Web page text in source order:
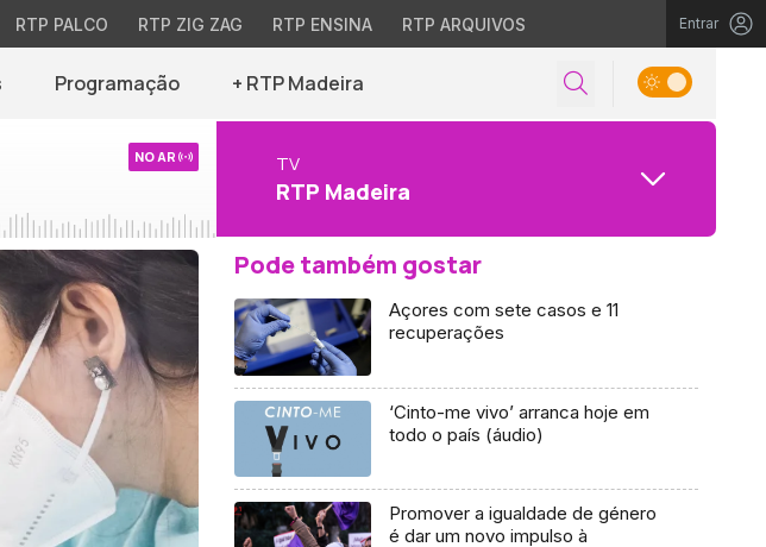
RTP PALCO RTP ZIG ZAG RTP ENSINA RTP ARQUIVOS Entrar
Programação + RTP Madeira
NO AR TV
RTP Madeira
Pode também gostar
Açores com sete casos e 11
recuperações
‘Cinto-me vivo’ arranca hoje em
todo o país (áudio)
Promover a igualdade de género
é dar um novo impulso à